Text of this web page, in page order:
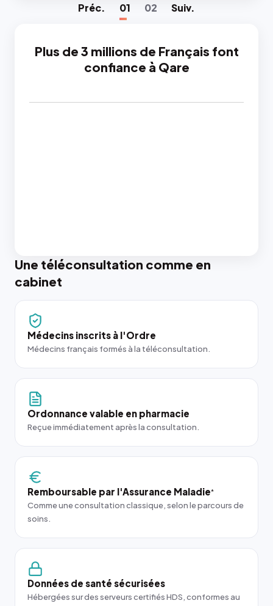
Préc. 01 02 Suiv.
Plus de 3 millions de Français font
confiance à Qare
Une téléconsultation comme en
cabinet
Médecins inscrits à l'Ordre
Médecins français formés à la téléconsultation.
Ordonnance valable en pharmacie
Reçue immédiatement après la consultation.
Remboursable par l'Assurance Maladie*
Comme une consultation classique, selon le parcours de
soins.
Données de santé sécurisées
Hébergées sur des serveurs certifiés HDS, conformes au